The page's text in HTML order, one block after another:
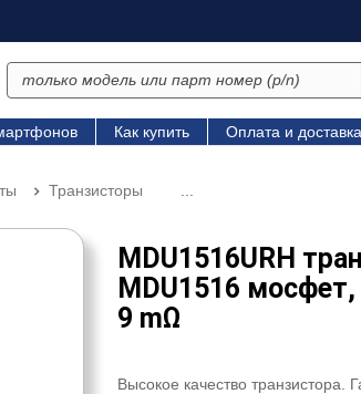
Как купить Оплата и доставка
Транзисторы
MDU1516URH
MDU1516 мосфет,
9 mΩ
Высокое качество транзистора.